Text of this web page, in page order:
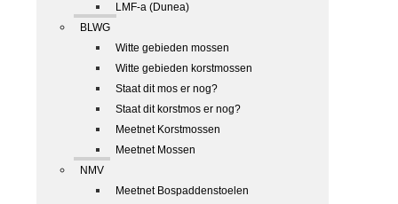
LMF-a (Dunea)
BLWG
Witte gebieden mossen
Witte gebieden korstmossen
Staat dit mos er nog?
Staat dit korstmos er nog?
Meetnet Korstmossen
Meetnet Mossen
NMV
Meetnet Bospaddenstoelen